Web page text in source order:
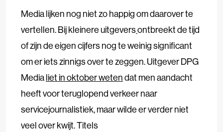
Media lijken nog niet zo happig om daarover te
vertellen. Bij kleinere uitgeversontbreekt de tijd
of zijn de eigen cijfers nog te weinig significant
om er iets zinnigs over te zeggen. Uitgever DPG
Medialiet in oktober wetendat men aandacht
heeft voor teruglopend verkeer naar
servicejournalistiek, maar wilde er verder niet
veel over kwijt. Titels